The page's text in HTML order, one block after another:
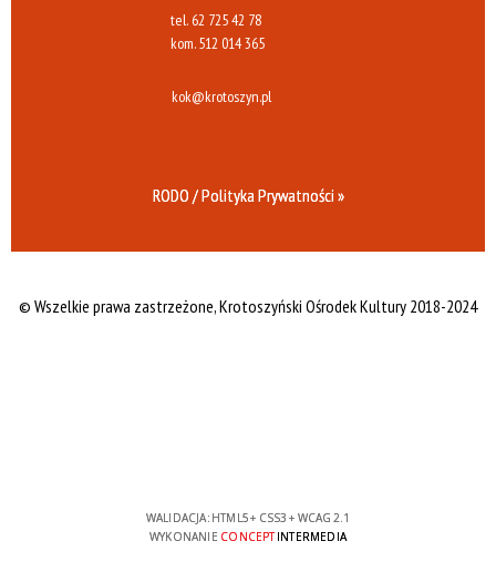
tel. 62 725 42 78
kom.512 014 365
kok@krotoszyn.pl
RODO / Polityka Prywatności »
© Wszelkie prawa zastrzeżone,Krotoszyński Ośrodek Kultury 2018-2024
WALIDACJA: HTML5+ CSS3 + WCAG 2.1
WYKONANIE CONCEPTINTERMEDIA